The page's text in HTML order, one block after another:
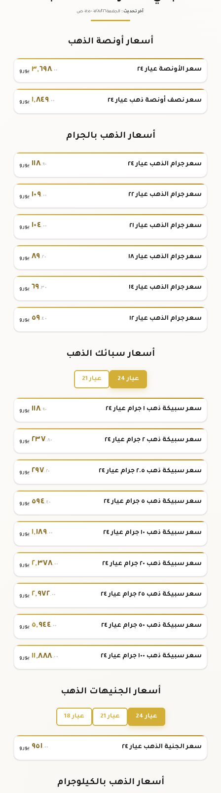
آخر تحديث : الجمعة ٠٧ /٠٨/٢٠٢٦ - ٠٧:٠٥ ص
أسعار أونصة الذهب
سعر الأونصة عيار ٢٤ ٣,٦٩٨.٠٠ يورو
سعر نصف أونصة ذهب عيار ٢٤ ١,٨٤٩.٠٠ يورو
أسعار الذهب بالجرام
سعر جرام الذهب عيار ٢٤ ١١٨.٩٠ يورو
سعر جرام الذهب عيار ٢٢ ١٠٩.٠٠ يورو
سعر جرام الذهب عيار ٢١ ١٠٤.٠٠ يورو
سعر جرام الذهب عيار ١٨ ٨٩.٢٠ يورو
سعر جرام الذهب عيار ١٤ ٦٩.٣٠ يورو
سعر جرام الذهب عيار ١٢ ٥٩.٤٠ يورو
أسعار سبائك الذهب
عيار 24 عيار 21
سعر سبيكة ذهب ١ جرام عيار ٢٤ ١١٨.٩٠ يورو
سعر سبيكة ذهب ٢ جرام عيار ٢٤ ٢٣٧.٨٠ يورو
سعر سبيكة ذهب ٢.٥ جرام عيار ٢٤ ٢٩٧.٢٠ يورو
سعر سبيكة ذهب ٥ جرام عيار ٢٤ ٥٩٤.٤٠ يورو
سعر سبيكة ذهب ١٠ جرام عيار ٢٤ ١,١٨٩.٠٠ يورو
سعر سبيكة ذهب ٢٠ جرام عيار ٢٤ ٢,٣٧٨.٠٠ يورو
سعر سبيكة ذهب ٢٥ جرام عيار ٢٤ ٢,٩٧٢.٠٠ يورو
سعر سبيكة ذهب ٥٠ جرام عيار ٢٤ ٥,٩٤٤.٠٠ يورو
سعر سبيكة ذهب ١٠٠ جرام عيار ٢٤ ١١,٨٨٨.٠٠ يورو
أسعار الجنيهات الذهب
عيار 24 عيار 21 عيار 18
سعر الجنية الذهب عيار ٢٤ ٩٥١.٠٠ يورو
أسعار الذهب بالكيلوجرام